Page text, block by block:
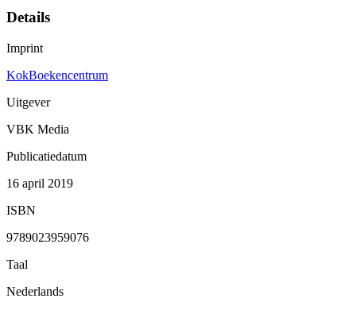
Details
Imprint
KokBoekencentrum
Uitgever
VBK Media
Publicatiedatum
16 april 2019
ISBN
9789023959076
Taal
Nederlands